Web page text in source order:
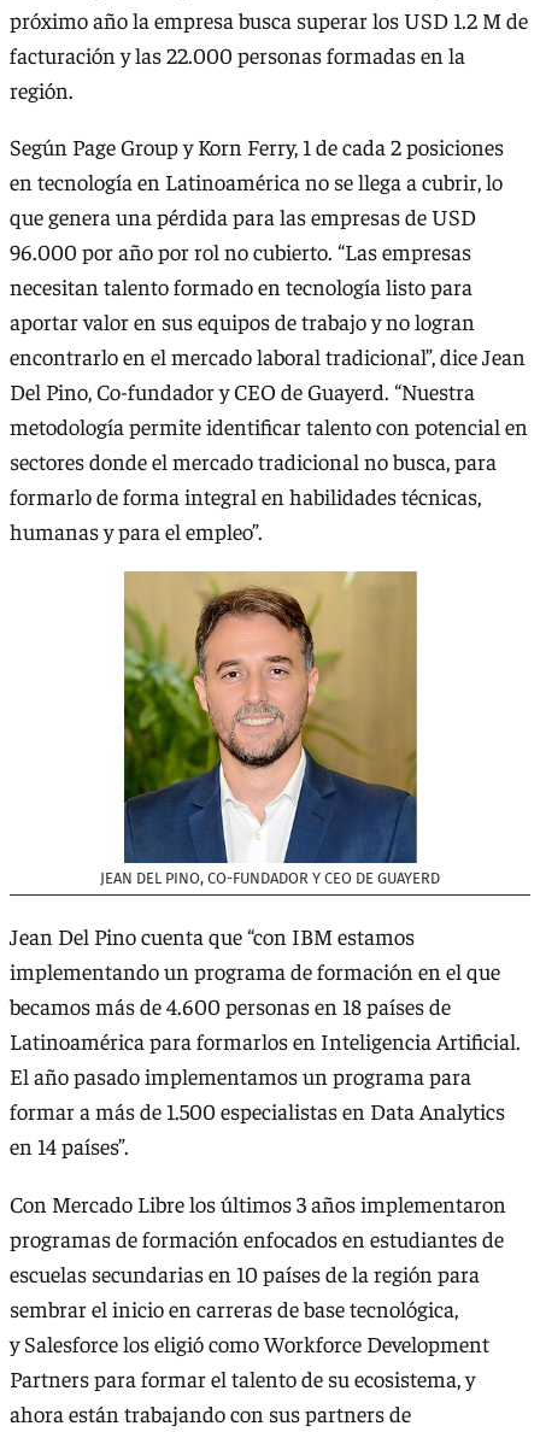
próximo año la empresa busca superar los USD 1.2 M de
facturación y las 22.000 personas formadas en la
región.
Según Page Group y Korn Ferry, 1 de cada 2 posiciones
en tecnología en Latinoamérica no se llega a cubrir, lo
que genera una pérdida para las empresas de USD
96.000 por año por rol no cubierto. “Las empresas
necesitan talento formado en tecnología listo para
aportar valor en sus equipos de trabajo y no logran
encontrarlo en el mercado laboral tradicional”, dice Jean
Del Pino, Co-fundador y CEO de Guayerd. “Nuestra
metodología permite identificar talento con potencial en
sectores donde el mercado tradicional no busca, para
formarlo de forma integral en habilidades técnicas,
humanas y para el empleo”.
JEAN DEL PINO, CO-FUNDADOR Y CEO DE GUAYERD
Jean Del Pino cuenta que “con IBM estamos
implementando un programa de formación en el que
becamos más de 4.600 personas en 18 países de
Latinoamérica para formarlos en Inteligencia Artificial.
El año pasado implementamos un programa para
formar a más de 1.500 especialistas en Data Analytics
en 14 países”.
Con Mercado Libre los últimos 3 años implementaron
programas de formación enfocados en estudiantes de
escuelas secundarias en 10 países de la región para
sembrar el inicio en carreras de base tecnológica,
y Salesforce los eligió como Workforce Development
Partners para formar el talento de su ecosistema, y
ahora están trabajando con sus partners de